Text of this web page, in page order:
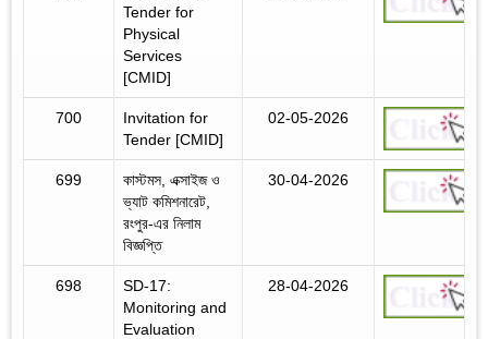
Tender for
Physical
Services
[CMID]
700
Invitation for
Tender [CMID]
02-05-2026
699
কাস্টমস, এক্সাইজ ও
ভ্যাট কমিশনারেট,
রংপুর-এর নিলাম
বিজ্ঞপ্তি
30-04-2026
698
SD-17:
Monitoring and
Evaluation
28-04-2026